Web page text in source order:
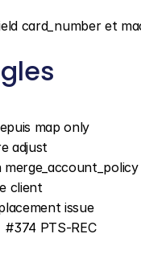
card_number et
map only
adjust
client
issue
PTS-REC